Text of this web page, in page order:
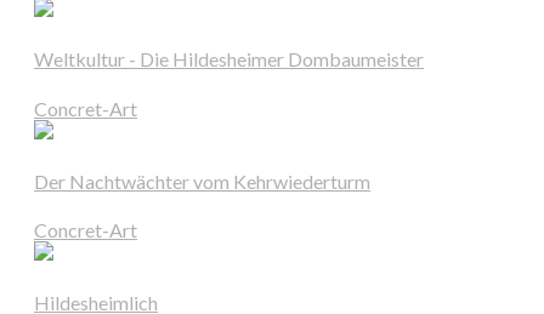
Weltkultur - Die Hildesheimer Dombaumeister
Concret-Art
Der Nachtwächter vom Kehrwiederturm
Concret-Art
Hildesheimlich